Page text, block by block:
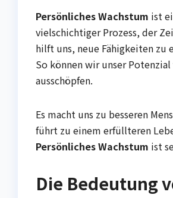
Persönliches Wachstum ist
vielschichtiger Prozess, der
hilft uns, neue Fähigkeiten zu
So können wir unser
ausschöpfen.
Es macht uns zu besseren
führt zu einem erfüllteren
Persönliches Wachstum ist
Die Bedeutung